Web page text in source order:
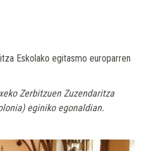
Eskolako egitasmo europarren
Zerbitzuen Zuzendaritza
eginiko egonaldian.